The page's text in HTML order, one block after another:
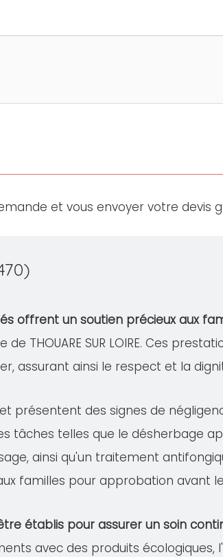
et vous envoyer votre devis
offrent un soutien précieux aux
THOUARE SUR LOIRE. Ces
assurant ainsi le respect et la
présentent des signes de
tâches telles que le désherbage
ainsi qu'un traitement
familles pour approbation avant
établis pour assurer un soin
avec des produits écologiques,